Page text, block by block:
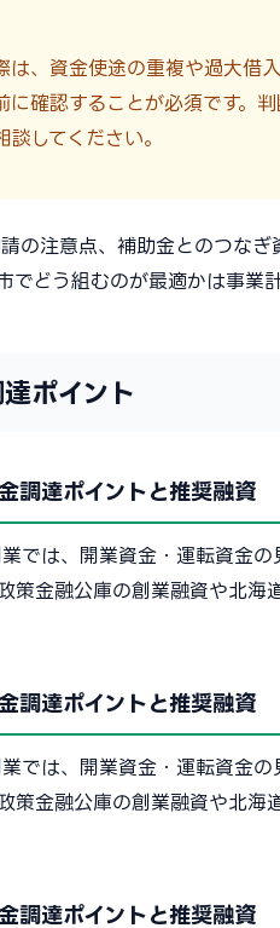
、資金使途の重複や過大借
確認することが必須です。
してください。
の注意点、補助金とのつなぎ
でどう組むのが最適かは事業
ポイント
調達ポイントと推奨融資
では、開業資金・運転資金
策金融公庫の創業融資や北
調達ポイントと推奨融資
では、開業資金・運転資金
策金融公庫の創業融資や北
調達ポイントと推奨融資